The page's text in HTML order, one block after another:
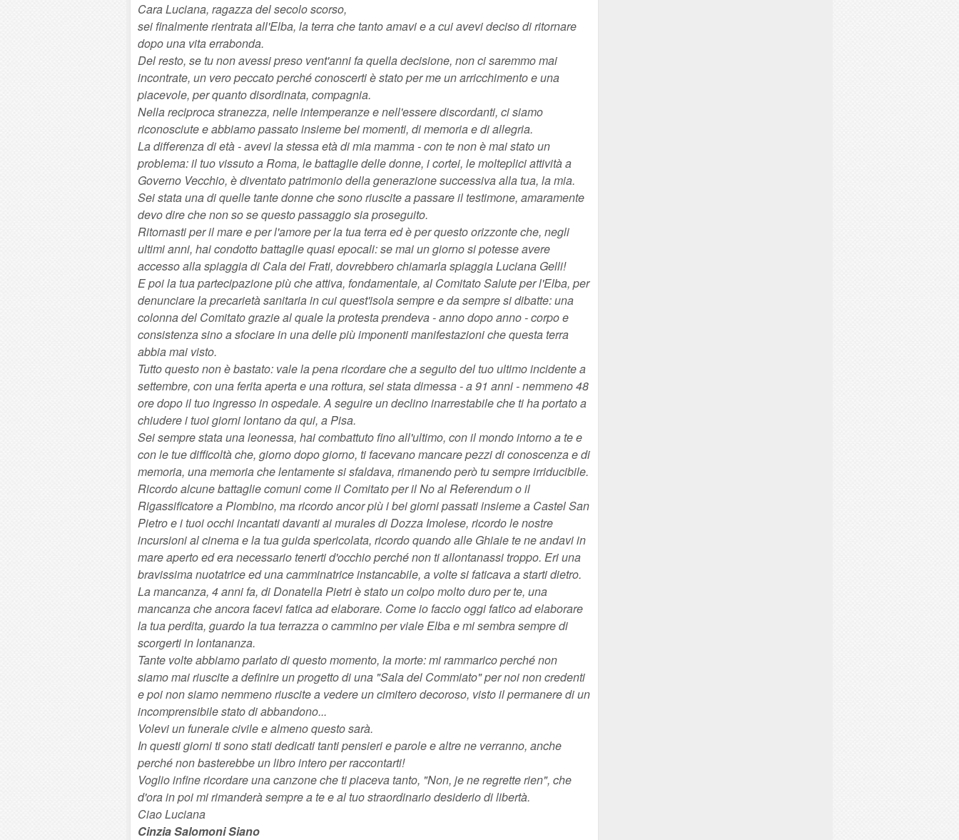
Cara Luciana, ragazza del secolo scorso,
sei finalmente rientrata all'Elba, la terra che tanto amavi e a cui avevi deciso di ritornare
dopo una vita errabonda.
Del resto, se tu non avessi preso vent'anni fa quella decisione, non ci saremmo mai
incontrate, un vero peccato perché conoscerti è stato per me un arricchimento e una
piacevole, per quanto disordinata, compagnia.
Nella reciproca stranezza, nelle intemperanze e nell'essere discordanti, ci siamo
riconosciute e abbiamo passato insieme bei momenti, di memoria e di allegria.
La differenza di età - avevi la stessa età di mia mamma - con te non è mai stato un
problema: il tuo vissuto a Roma, le battaglie delle donne, i cortei, le molteplici attività a
Governo Vecchio, è diventato patrimonio della generazione successiva alla tua, la mia.
Sei stata una di quelle tante donne che sono riuscite a passare il testimone, amaramente
devo dire che non so se questo passaggio sia proseguito.
Ritornasti per il mare e per l'amore per la tua terra ed è per questo orizzonte che, negli
ultimi anni, hai condotto battaglie quasi epocali: se mai un giorno si potesse avere
accesso alla spiaggia di Cala dei Frati, dovrebbero chiamarla spiaggia Luciana Gelli!
E poi la tua partecipazione più che attiva, fondamentale, al Comitato Salute per l'Elba, per
denunciare la precarietà sanitaria in cui quest'isola sempre e da sempre si dibatte: una
colonna del Comitato grazie al quale la protesta prendeva - anno dopo anno - corpo e
consistenza sino a sfociare in una delle più imponenti manifestazioni che questa terra
abbia mai visto.
Tutto questo non è bastato: vale la pena ricordare che a seguito del tuo ultimo incidente a
settembre, con una ferita aperta e una rottura, sei stata dimessa - a 91 anni - nemmeno 48
ore dopo il tuo ingresso in ospedale. A seguire un declino inarrestabile che ti ha portato a
chiudere i tuoi giorni lontano da qui, a Pisa.
Sei sempre stata una leonessa, hai combattuto fino all'ultimo, con il mondo intorno a te e
con le tue difficoltà che, giorno dopo giorno, ti facevano mancare pezzi di conoscenza e di
memoria, una memoria che lentamente si sfaldava, rimanendo però tu sempre irriducibile.
Ricordo alcune battaglie comuni come il Comitato per il No al Referendum o il
Rigassificatore a Piombino, ma ricordo ancor più i bei giorni passati insieme a Castel San
Pietro e i tuoi occhi incantati davanti ai murales di Dozza Imolese, ricordo le nostre
incursioni al cinema e la tua guida spericolata, ricordo quando alle Ghiaie te ne andavi in
mare aperto ed era necessario tenerti d'occhio perché non ti allontanassi troppo. Eri una
bravissima nuotatrice ed una camminatrice instancabile, a volte si faticava a starti dietro.
La mancanza, 4 anni fa, di Donatella Pietri è stato un colpo molto duro per te, una
mancanza che ancora facevi fatica ad elaborare. Come io faccio oggi fatico ad elaborare
la tua perdita, guardo la tua terrazza o cammino per viale Elba e mi sembra sempre di
scorgerti in lontananza.
Tante volte abbiamo parlato di questo momento, la morte: mi rammarico perché non
siamo mai riuscite a definire un progetto di una "Sala del Commiato" per noi non credenti
e poi non siamo nemmeno riuscite a vedere un cimitero decoroso, visto il permanere di un
incomprensibile stato di abbandono...
Volevi un funerale civile e almeno questo sarà.
In questi giorni ti sono stati dedicati tanti pensieri e parole e altre ne verranno, anche
perché non basterebbe un libro intero per raccontarti!
Voglio infine ricordare una canzone che ti piaceva tanto, "Non, je ne regrette rien", che
d'ora in poi mi rimanderà sempre a te e al tuo straordinario desiderio di libertà.
Ciao Luciana
Cinzia Salomoni Siano